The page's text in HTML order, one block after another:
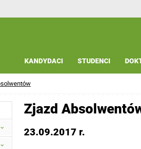
KANDYDACI STUDENCI
Zjazd
23.09.2017 r.